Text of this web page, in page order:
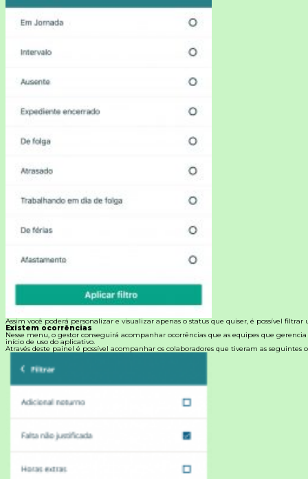
Assim você poderá personalizar e visualizar apenas o status que quiser, é possível filtrar
Existem ocorrências
Nesse menu, o gestor conseguirá acompanhar ocorrências que as equipes que
início de uso do aplicativo.
Através deste painel é possível acompanhar os colaboradores que tiveram as seguintes